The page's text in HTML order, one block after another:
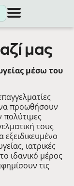
μας
μέσω του
προωθήσουν
πολύτιμες
τους
ιατρικές
ιδανικό μέρος
τις